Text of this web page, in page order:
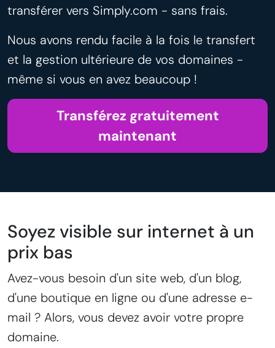
transférer vers Simply.com - sans frais.
Nous avons rendu facile à la fois le transfert
et la gestion ultérieure de vos domaines -
même si vous en avez beaucoup !
Transférez gratuitement
maintenant
Soyez visible sur internet à un
prix bas
Avez-vous besoin d'un site web, d'un blog,
d'une boutique en ligne ou d'une adresse e-
mail ? Alors, vous devez avoir votre propre
domaine.